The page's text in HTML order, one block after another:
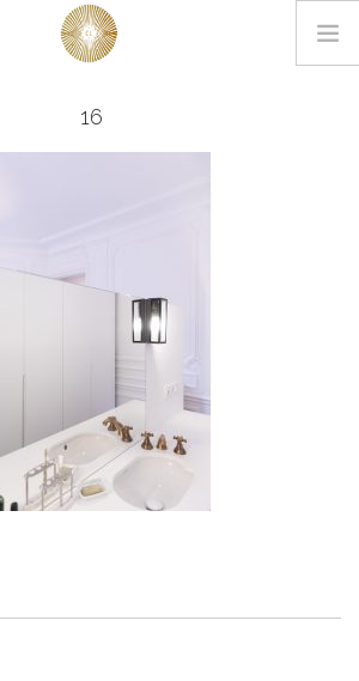
L’AGENCE
16